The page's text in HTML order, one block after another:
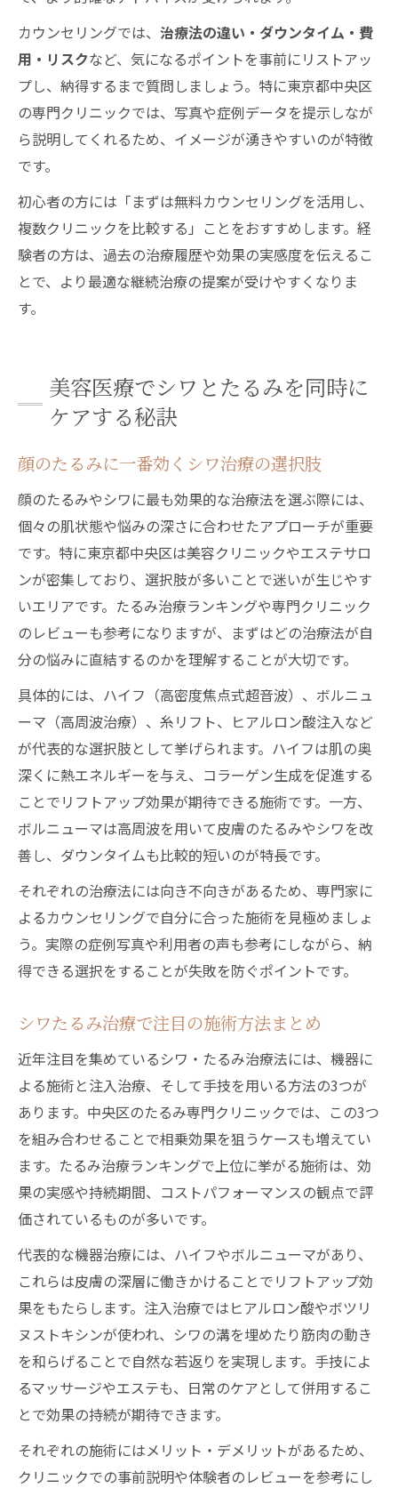
カウンセリングでは、 治療法の違い・ダウンタイム・費
用・リスクなど、気になるポイントを事前にリストアッ
プし、納得するまで質問しましょう。特に東京都中央区
の専門クリニックでは、写真や症例データを提示しなが
ら説明してくれるため、イメージが湧きやすいのが特徴
です。
初心者の方には「まずは無料カウンセリングを活用し、
複数クリニックを比較する」ことをおすすめします。経
験者の方は、過去の治療履歴や効果の実感度を伝えるこ
とで、より最適な継続治療の提案が受けやすくなりま
す。
美容医療でシワとたるみを同時に
ケアする秘訣
顔のたるみに一番効くシワ治療の選択肢
顔のたるみやシワに最も効果的な治療法を選ぶ際には、
個々の肌状態や悩みの深さに合わせたアプローチが重要
です。特に東京都中央区は美容クリニックやエステサロ
ンが密集しており、選択肢が多いことで迷いが生じやす
いエリアです。たるみ治療ランキングや専門クリニック
のレビューも参考になりますが、まずはどの治療法が自
分の悩みに直結するのかを理解することが大切です。
具体的には、ハイフ（高密度焦点式超音波）、ボルニュ
ーマ（高周波治療）、糸リフト、ヒアルロン酸注入など
が代表的な選択肢として挙げられます。ハイフは肌の奥
深くに熱エネルギーを与え、コラーゲン生成を促進する
ことでリフトアップ効果が期待できる施術です。一方、
ボルニューマは高周波を用いて皮膚のたるみやシワを改
善し、ダウンタイムも比較的短いのが特長です。
それぞれの治療法には向き不向きがあるため、専門家に
よるカウンセリングで自分に合った施術を見極めましょ
う。実際の症例写真や利用者の声も参考にしながら、納
得できる選択をすることが失敗を防ぐポイントです。
シワたるみ治療で注目の施術方法まとめ
近年注目を集めているシワ・たるみ治療法には、機器に
よる施術と注入治療、そして手技を用いる方法の3つが
あります。中央区のたるみ専門クリニックでは、この3つ
を組み合わせることで相乗効果を狙うケースも増えてい
ます。たるみ治療ランキングで上位に挙がる施術は、効
果の実感や持続期間、コストパフォーマンスの観点で評
価されているものが多いです。
代表的な機器治療には、ハイフやボルニューマがあり、
これらは皮膚の深層に働きかけることでリフトアップ効
果をもたらします。注入治療ではヒアルロン酸やボツリ
ヌストキシンが使われ、シワの溝を埋めたり筋肉の動き
を和らげることで自然な若返りを実現します。手技によ
るマッサージやエステも、日常のケアとして併用するこ
とで効果の持続が期待できます。
それぞれの施術にはメリット・デメリットがあるため、
クリニックでの事前説明や体験者のレビューを参考にし